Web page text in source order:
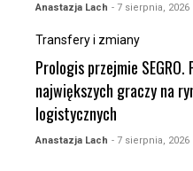
Anastazja Lach - 7 sierpnia, 2026
Transfery i zmiany
Prologis przejmie
największych graczy na
logistycznych
Anastazja Lach - 7 sierpnia, 2026